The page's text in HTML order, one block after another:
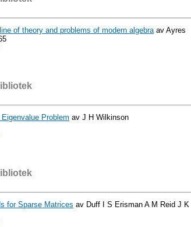
of theory and problems of modern algebra av Ayres
Problem av J H Wilkinson
for Sparse Matrices av Duff I S Erisman A M Reid J K